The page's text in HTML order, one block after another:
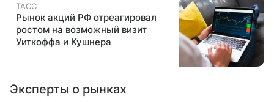
ТАСС
Рынок акций РФ отреагировал
ростом на возможный визит
Уиткоффа и Кушнера
Эксперты о рынках